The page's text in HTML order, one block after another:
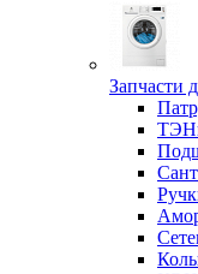
Запчасти